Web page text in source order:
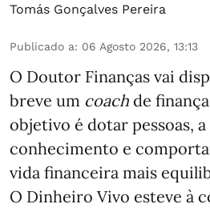
Tomás Gonçalves Pereira
Publicado a: 06 Agosto 2026, 13:13
O Doutor Finanças vai
breve um coach de
objetivo é dotar pessoas,
conhecimento e
vida financeira mais
O Dinheiro Vivo esteve à